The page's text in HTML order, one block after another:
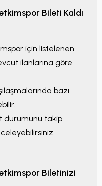
Bileti Kaldı
için listelenen
ilanlarına göre
bazı
durumunu takip
Biletinizi